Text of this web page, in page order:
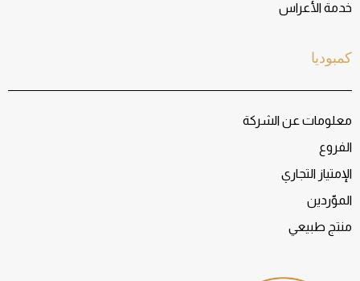
كمبوديا
معلومات عن الشركة
الفروع
الإمتياز التجاري
الموّردين
منتج طبيعي
خدمة الأعراس